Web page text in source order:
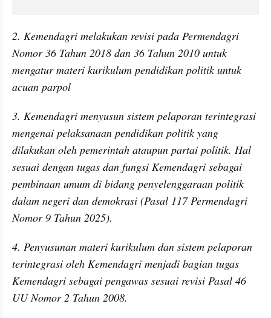
2. Kemendagri melakukan revisi pada Permendagri
Nomor 36 Tahun 2018 dan 36 Tahun 2010 untuk
mengatur materi kurikulum pendidikan politik untuk
acuan parpol
3. Kemendagri menyusun sistem pelaporan terintegrasi
mengenai pelaksanaan pendidikan politik yang
dilakukan oleh pemerintah ataupun partai politik. Hal
sesuai dengan tugas dan fungsi Kemendagri sebagai
pembinaan umum di bidang penyelenggaraan politik
dalam negeri dan demokrasi (Pasal 117 Permendagri
Nomor 9 Tahun 2025).
4. Penyusunan materi kurikulum dan sistem pelaporan
terintegrasi oleh Kemendagri menjadi bagian tugas
Kemendagri sebagai pengawas sesuai revisi Pasal 46
UU Nomor 2 Tahun 2008.